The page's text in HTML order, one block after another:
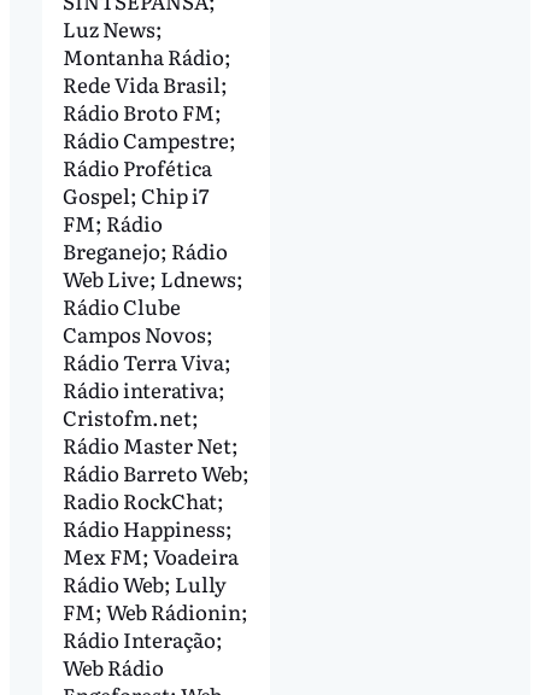
Luz News;
Montanha Rádio;
Rede Vida Brasil;
Rádio Broto FM;
Rádio Campestre;
Rádio Profética
Gospel; Chip i7
FM; Rádio
Breganejo; Rádio
Web Live; Ldnews;
Rádio Clube
Campos Novos;
Rádio Terra Viva;
Rádio interativa;
Cristofm.net;
Rádio Master Net;
Rádio Barreto Web;
Radio RockChat;
Rádio Happiness;
Mex FM; Voadeira
Rádio Web; Lully
FM; Web Rádionin;
Rádio Interação;
Web Rádio